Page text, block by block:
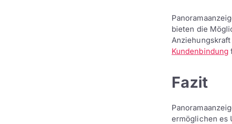
bieten die
Kundenbindung
Fazit
ermöglichen es